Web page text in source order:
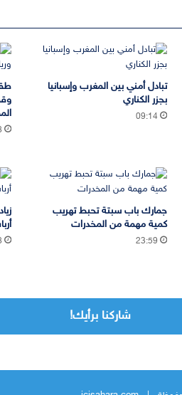
تبادل أمني بين المغرب وإسبانيا
بجزر الكناري
09:14
جمارك باب سبتة تحبط تهريب
كمية مهمة من المخدرات
23:59
شاركنا برأيك!